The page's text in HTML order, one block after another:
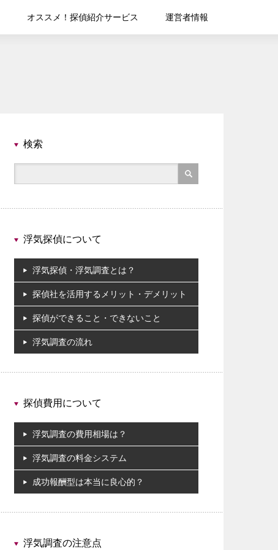
オススメ！探偵紹介サービス 運営者情報
検索
浮気探偵について
浮気探偵・浮気調査とは？
探偵社を活用するメリット・デメリット
探偵ができること・できないこと
浮気調査の流れ
探偵費用について
浮気調査の費用相場は？
浮気調査の料金システム
成功報酬型は本当に良心的？
浮気調査の注意点